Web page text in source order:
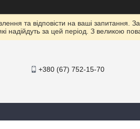
та відповісти на ваші запитання.
надійдуть за цей період. З великою
+380 (67) 752-15-70